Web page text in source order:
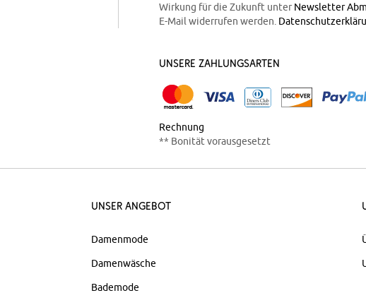
Wirkung für die Zukunft unterNewsletter
E-Mail widerrufen werden.
Unsere Zahlungsarten
Rechnung
** Bonität vorausgesetzt
Unser Angebot
Damenmode
Damenwäsche
Bademode